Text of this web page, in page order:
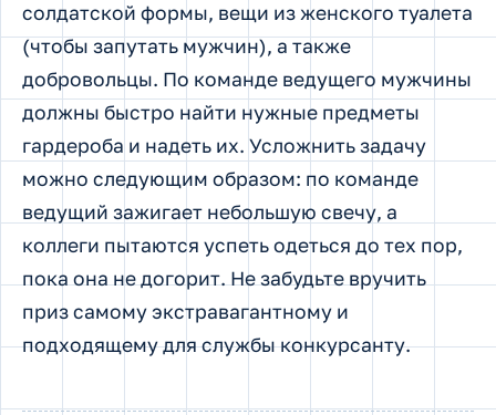
солдатской формы, вещи из женского туалета
(чтобы запутать мужчин), а также
добровольцы. По команде ведущего мужчины
должны быстро найти нужные предметы
гардероба и надеть их. Усложнить задачу
можно следующим образом: по команде
ведущий зажигает небольшую свечу, а
коллеги пытаются успеть одеться до тех пор,
пока она не догорит. Не забудьте вручить
приз самому экстравагантному и
подходящему для службы конкурсанту.